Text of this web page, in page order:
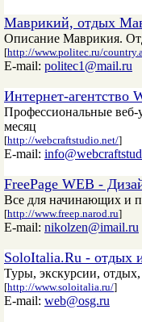
Маврикий, отдых
Описание Маврикия.
[http://www.politec.ru/
E-mail: politec1@mail.ru
Интернет-агентство
Профессиональные веб-
месяц
[http://webcraftstudio.net/]
E-mail:
FreePage WEB -
Все для начинающих и
[http://www.freep.narod.ru]
E-mail: nikolzen@imail.ru
SoloItalia.Ru - отдых
Туры, экскурсии,
[http://www.soloitalia.ru/]
E-mail: web@osg.ru